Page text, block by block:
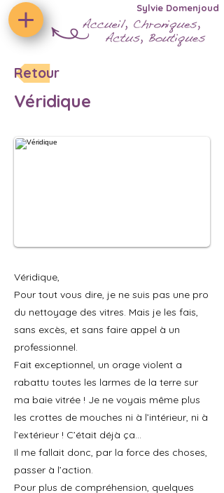
Sylvie Domenjoud
Retour
Véridique
Véridique,
Pour tout vous dire, je ne suis pas une pro
du nettoyage des vitres. Mais je les fais,
sans excès, et sans faire appel à un
professionnel.
Fait exceptionnel, un orage violent a
rabattu toutes les larmes de la terre sur
ma baie vitrée ! Je ne voyais même plus
les crottes de mouches ni à l’intérieur, ni à
l’extérieur ! C’était déjà ça...
Il me fallait donc, par la force des choses,
passer à l’action.
Pour plus de compréhension, quelques